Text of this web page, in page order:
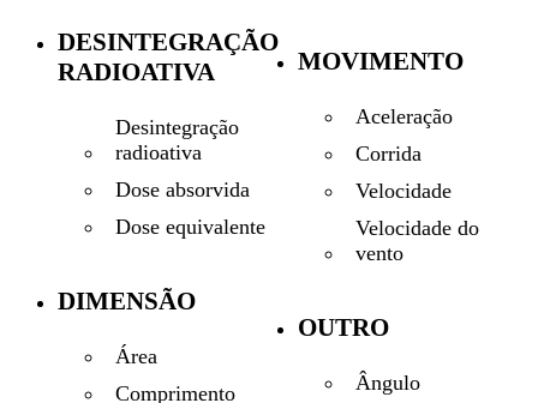
DESINTEGRAÇÃO
RADIOATIVA
Desintegração
radioativa
Dose absorvida
Dose equivalente
DIMENSÃO
Área
Comprimento
MOVIMENTO
Aceleração
Corrida
Velocidade
Velocidade do
vento
OUTRO
Ângulo